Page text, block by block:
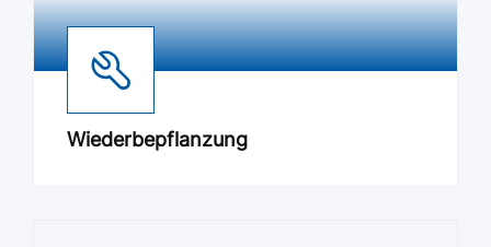
Wiederbepflanzung